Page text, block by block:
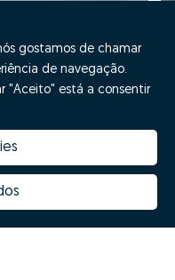
gostamos de chamar
de navegação.
"Aceito" está a consentir